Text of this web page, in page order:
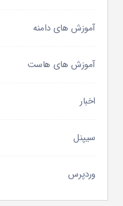
آموزش های دامنه
آموزش های هاست
اخبار
سیپنل
وردپرس